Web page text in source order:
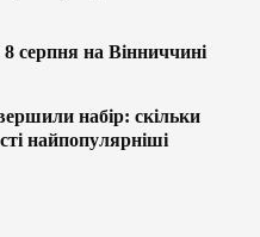
серпня на Вінниччині
набір: скільки
найпопулярніші